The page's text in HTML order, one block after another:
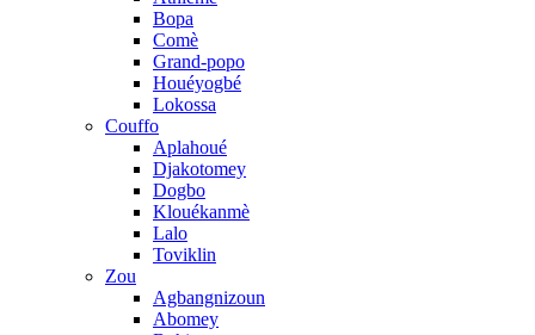
Bopa
Comè
Grand-popo
Houéyogbé
Lokossa
Couffo
Aplahoué
Djakotomey
Dogbo
Klouékanmè
Lalo
Toviklin
Zou
Agbangnizoun
Abomey